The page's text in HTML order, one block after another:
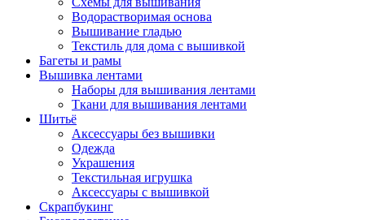
Водорастворимая основа
Вышивание гладью
Текстиль для дома с вышивкой
Багеты и рамы
Вышивка лентами
Наборы для вышивания лентами
Ткани для вышивания лентами
Шитьё
Аксессуары без вышивки
Одежда
Украшения
Текстильная игрушка
Аксессуары с вышивкой
Скрапбукинг